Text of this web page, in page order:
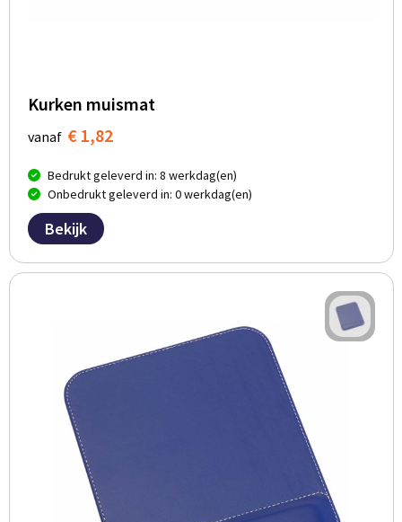
Kurken muismat
vanaf € 1,82
Bedrukt geleverd in: 8 werkdag(en)
Onbedrukt geleverd in: 0 werkdag(en)
Bekijk